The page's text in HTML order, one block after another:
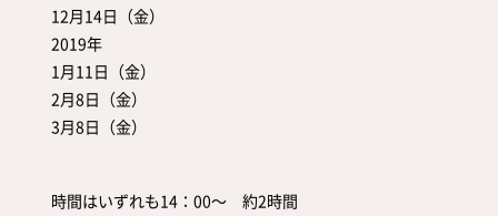
12月14日（金）
2019年
1月11日（金）
2月8日（金）
3月8日（金）
時間はいずれも14：00～ 約2時間